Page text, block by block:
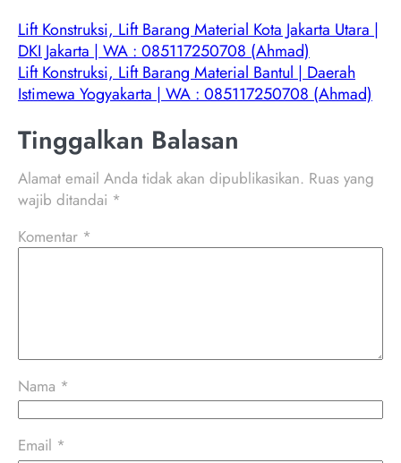
Lift Konstruksi, Lift Barang Material Kota Jakarta Utara |
DKI Jakarta | WA : 085117250708 (Ahmad)
Lift Konstruksi, Lift Barang Material Bantul | Daerah
Istimewa Yogyakarta | WA : 085117250708 (Ahmad)
Tinggalkan Balasan
Alamat email Anda tidak akan dipublikasikan. Ruas yang
wajib ditandai *
Komentar *
Nama *
Email *